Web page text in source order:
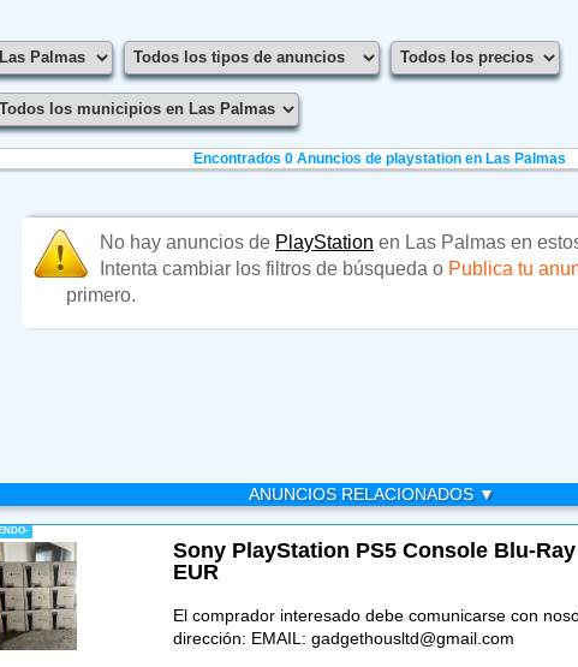
Encontrados 0 Anuncios de playstation en Las Palmas
No hay anuncios de PlayStation en Las Palmas en
Intenta cambiar los filtros de búsqueda o Publica tu
primero.
ANUNCIOS RELACIONADOS ▼
Sony PlayStation PS5 Console Blu-
EUR
El comprador interesado debe comunicarse con
dirección: EMAIL: gadgethousltd@gmail.com